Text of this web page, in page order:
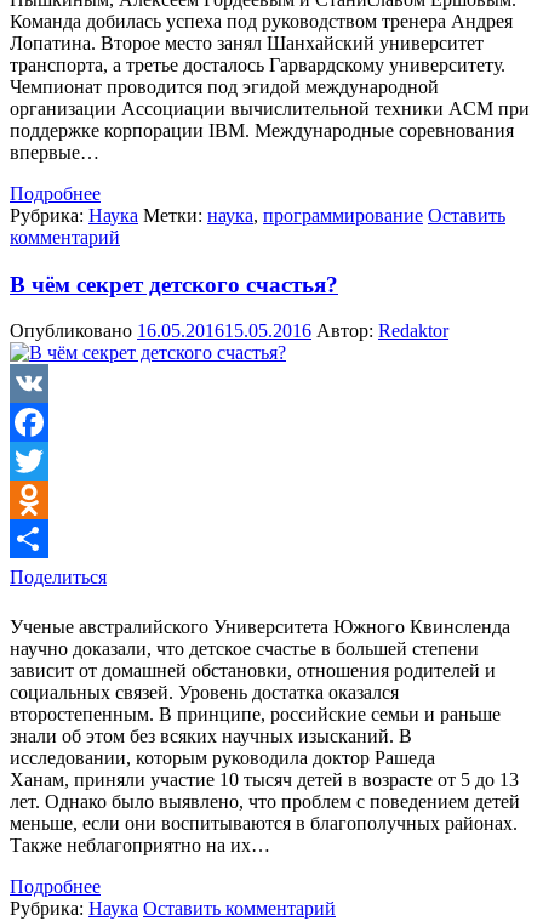
Команда добилась успеха под руководством тренера Андрея
Лопатина. Второе место занял Шанхайский университет
транспорта, а третье досталось Гарвардскому университету.
Чемпионат проводится под эгидой международной
организации Ассоциации вычислительной техники ACM при
поддержке корпорации IBM. Международные соревнования
впервые…
Подробнее
Рубрика: Наука Метки: наука, программирование Оставить
комментарий
В чём секрет детского счастья?
Опубликовано 16.05.201615.05.2016 Автор: Redaktor
VK
Facebook
Twitter
Odnoklassniki
Поделиться
Ученые австралийского Университета Южного Квинсленда
научно доказали, что детское счастье в большей степени
зависит от домашней обстановки, отношения родителей и
социальных связей. Уровень достатка оказался
второстепенным. В принципе, российские семьи и раньше
знали об этом без всяких научных изысканий. В
исследовании, которым руководила доктор Рашеда
Ханам, приняли участие 10 тысяч детей в возрасте от 5 до 13
лет. Однако было выявлено, что проблем с поведением детей
меньше, если они воспитываются в благополучных районах.
Также неблагоприятно на их…
Подробнее
Рубрика: Наука Оставить комментарий